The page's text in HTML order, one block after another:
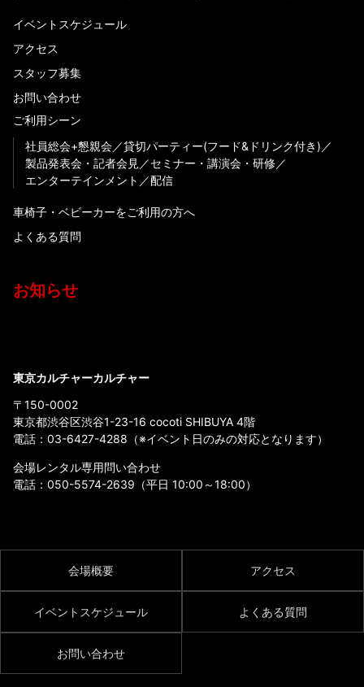
イベントスケジュール
アクセス
スタッフ募集
お問い合わせ
ご利用シーン
社員総会+懇親会
貸切パーティー(フード&ドリンク付き)
製品発表会・記者会見
セミナー・講演会・研修
エンターテインメント
配信
車椅子・ベビーカーをご利用の方へ
よくある質問
お知らせ
東京カルチャーカルチャー
〒150-0002
東京都渋谷区渋谷1-23-16 cocoti SHIBUYA 4階
電話： 03-6427-4288 （※イベント日のみの対応となります）
会場レンタル専用問い合わせ
電話： 050-5574-2639 （平日 10:00～18:00）
会場概要 アクセス
イベントスケジュール よくある質問
お問い合わせ